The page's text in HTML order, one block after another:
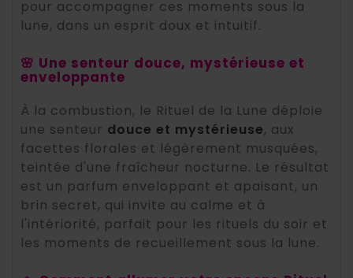
pour accompagner ces moments sous la
lune, dans un esprit doux et intuitif.
🌸 Une senteur douce, mystérieuse et
enveloppante
À la combustion, le Rituel de la Lune déploie
une senteur douce et mystérieuse, aux
facettes florales et légèrement musquées,
teintée d'une fraîcheur nocturne. Le résultat
est un parfum enveloppant et apaisant, un
brin secret, qui invite au calme et à
l'intériorité, parfait pour les rituels du soir et
les moments de recueillement sous la lune.